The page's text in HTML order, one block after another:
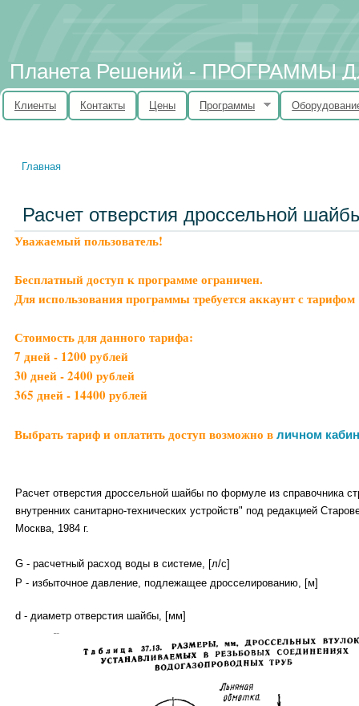
Планета Решений - ПРОГРАММЫ
Клиенты Контакты Цены Программы
Вы здесь
Главная
Расчет отверстия дроссельной
Уважаемый пользователь!
Бесплатный доступ к программе ограничен.
Для использования программы требуется аккаунт с
Стоимость для данного тарифа:
7 дней - 1200 рублей
30 дней - 2400 рублей
365 дней - 14400 рублей
Выбрать тариф и оплатить доступ возможно в личном
Расчет отверстия дроссельной шайбы по формуле из справочника
внутренних санитарно-технических устройств" под редакцией
Москва, 1984 г.
G - расчетный расход воды в системе, [л/с]
Р - избыточное давление, подлежащее дросселированию, [м]
d - диаметр отверстия шайбы, [мм]